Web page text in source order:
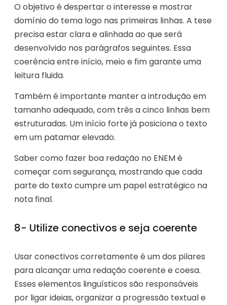
O objetivo é despertar o interesse e mostrar
domínio do tema logo nas primeiras linhas. A tese
precisa estar clara e alinhada ao que será
desenvolvido nos parágrafos seguintes. Essa
coerência entre início, meio e fim garante uma
leitura fluida.
Também é importante manter a introdução em
tamanho adequado, com três a cinco linhas bem
estruturadas. Um início forte já posiciona o texto
em um patamar elevado.
Saber como fazer boa redação no ENEM é
começar com segurança, mostrando que cada
parte do texto cumpre um papel estratégico na
nota final.
8- Utilize conectivos e seja coerente
Usar conectivos corretamente é um dos pilares
para alcançar uma redação coerente e coesa.
Esses elementos linguísticos são responsáveis
por ligar ideias, organizar a progressão textual e